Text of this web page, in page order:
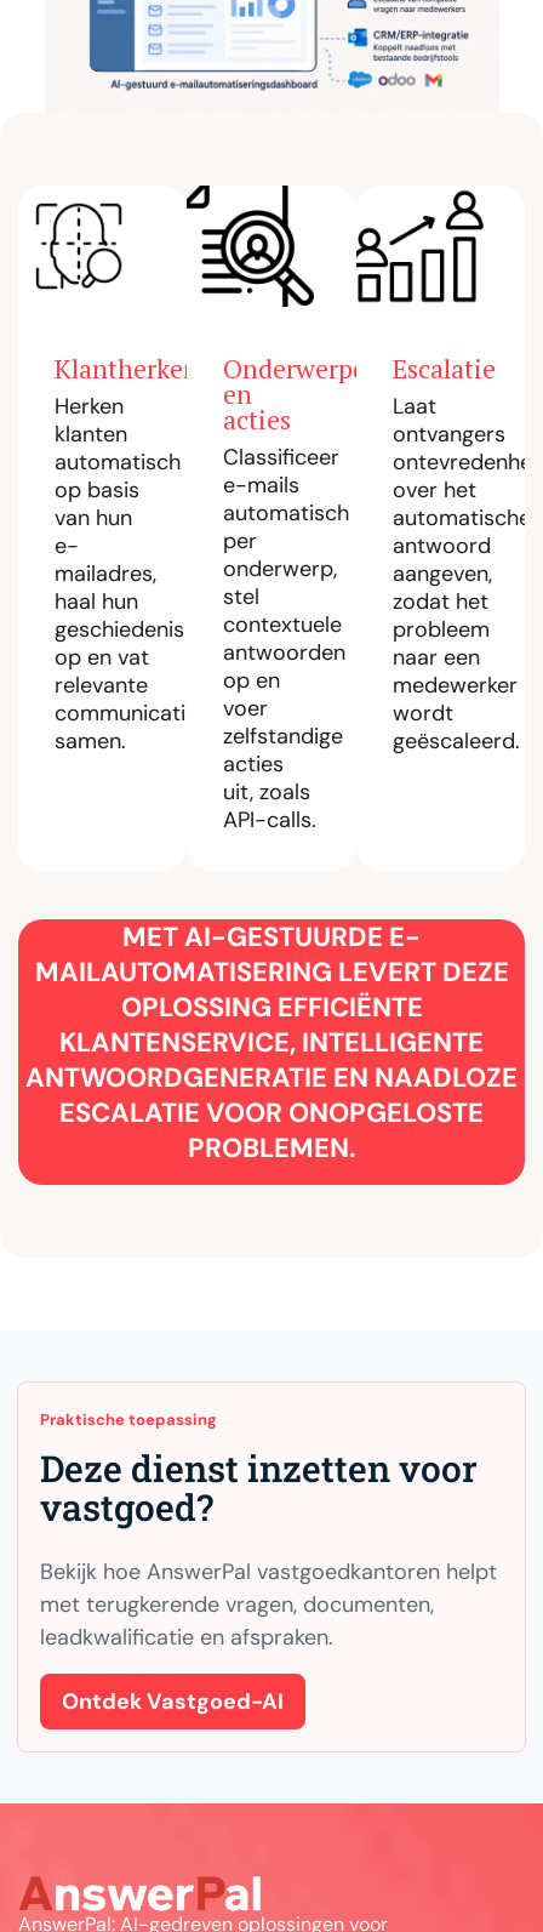
Klantherkenning
Herken
klanten
automatisch
op basis
van hun
e-
mailadres,
haal hun
geschiedenis
op en vat
relevante
communicatie
samen.
Onderwerpdetectie
en
acties
Classificeer
e-mails
automatisch
per
onderwerp,
stel
contextuele
antwoorden
op en
voer
zelfstandige
acties
uit, zoals
API-calls.
Escalatie
Laat
ontvangers
over het
automatische
antwoord
aangeven,
zodat het
probleem
naar een
medewerker
wordt
geëscaleerd.
MET AI-GESTUURDE E-
MAILAUTOMATISERING LEVERT DEZE
OPLOSSING EFFICIËNTE
KLANTENSERVICE, INTELLIGENTE
ANTWOORDGENERATIE EN NAADLOZE
ESCALATIE VOOR ONOPGELOSTE
PROBLEMEN.
Praktische toepassing
Deze dienst inzetten voor
vastgoed?
Bekijk hoe AnswerPal vastgoedkantoren helpt
met terugkerende vragen, documenten,
leadkwalificatie en afspraken.
Ontdek Vastgoed-AI
AnswerPal: AI-gedreven oplossingen voor